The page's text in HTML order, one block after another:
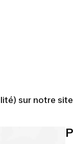
sur notre